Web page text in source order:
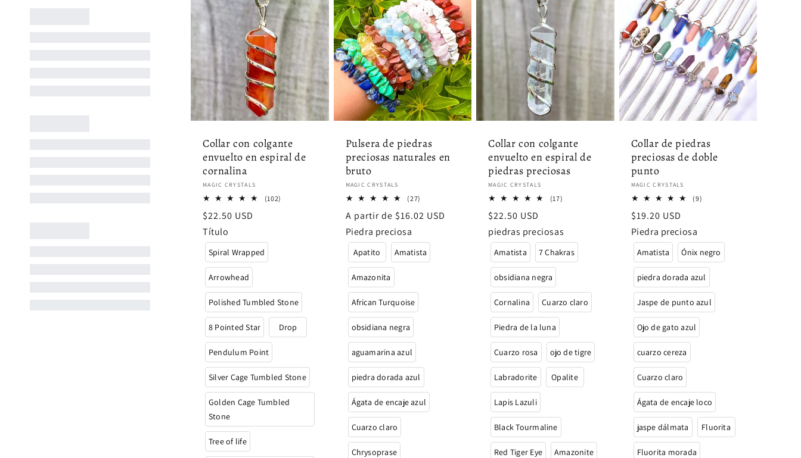
Collar con colgante
envuelto en espiral de
cornalina
Proveedor:
MAGIC CRYSTALS
(102)
Precio
habitual
$22.50 USD
Título
Spiral Wrapped
Arrowhead
Polished Tumbled Stone
8 Pointed Star Drop
Pendulum Point
Silver Cage Tumbled Stone
Golden Cage Tumbled
Stone
Tree of life
Pulsera de piedras
preciosas naturales en
bruto
Proveedor:
MAGIC CRYSTALS
(27)
totales
Precio
habitual
A partir de $16.02 USD
Piedra preciosa
Apatito Amatista
Amazonita
African Turquoise
obsidiana negra
aguamarina azul
piedra dorada azul
Ágata de encaje azul
Cuarzo claro
Chrysoprase
Collar con colgante
envuelto en espiral de
piedras preciosas
Proveedor:
MAGIC CRYSTALS
(17)
Precio
habitual
$22.50 USD
piedras preciosas
Amatista 7 Chakras
obsidiana negra
Cornalina Cuarzo claro
Piedra de la luna
Cuarzo rosa ojo de tigre
Labradorite Opalite
Lapis Lazuli
Black Tourmaline
Red Tiger Eye Amazonite
Collar de piedras
preciosas de doble
punto
Proveedor:
MAGIC CRYSTALS
(9)
Precio
habitual
$19.20 USD
Piedra preciosa
Amatista Ónix negro
piedra dorada azul
Jaspe de punto azul
Ojo de gato azul
cuarzo cereza
Cuarzo claro
Ágata de encaje loco
jaspe dálmata Fluorita
Fluorita morada